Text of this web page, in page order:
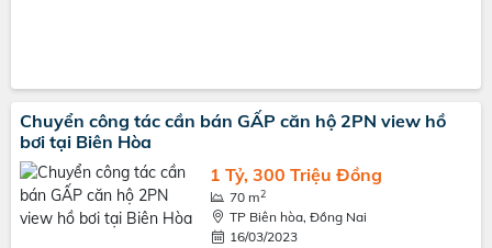
Chuyển công tác cần bán GẤP căn hộ 2PN view hồ
bơi tại Biên Hòa
1 Tỷ, 300 Triệu Đồng
70 m2
TP Biên hòa, Đồng Nai
16/03/2023